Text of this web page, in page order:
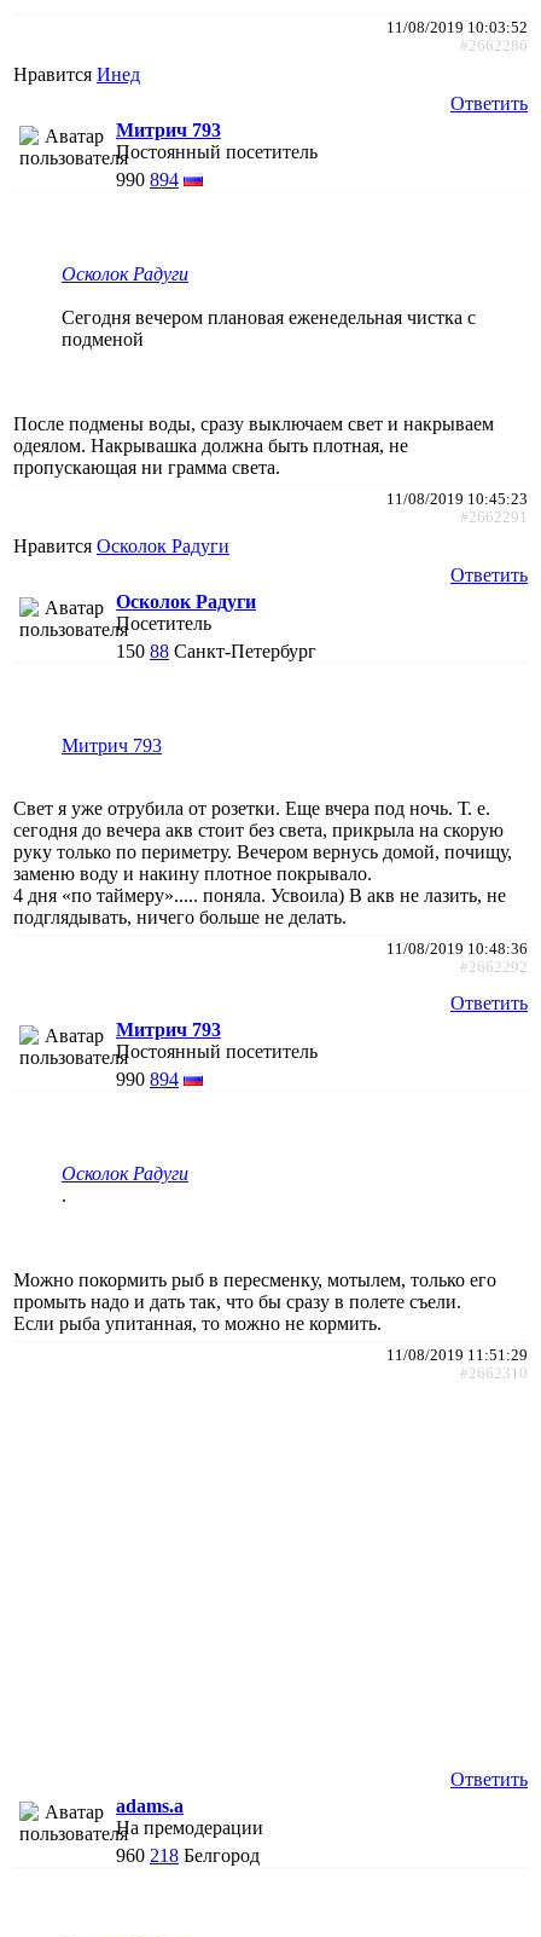
11/08/2019 10:03:52
#2662286
Нравится Инед
Ответить
Митрич 793
Постоянный посетитель
990 894
Осколок Радуги
Сегодня вечером плановая еженедельная чистка с
подменой
После подмены воды, сразу выключаем свет и накрываем
одеялом. Накрывашка должна быть плотная, не
пропускающая ни грамма света.
11/08/2019 10:45:23
#2662291
Нравится Осколок Радуги
Ответить
Осколок Радуги
Посетитель
150 88 Санкт-Петербург
Митрич 793
Свет я уже отрубила от розетки. Еще вчера под ночь. Т. е.
сегодня до вечера акв стоит без света, прикрыла на скорую
руку только по периметру. Вечером вернусь домой, почищу,
заменю воду и накину плотное покрывало.
4 дня «по таймеру»..... поняла. Усвоила) В акв не лазить, не
подглядывать, ничего больше не делать.
11/08/2019 10:48:36
#2662292
Ответить
Митрич 793
Постоянный посетитель
990 894
Осколок Радуги
.
Можно покормить рыб в пересменку, мотылем, только его
промыть надо и дать так, что бы сразу в полете съели.
Если рыба упитанная, то можно не кормить.
11/08/2019 11:51:29
#2662310
Ответить
adams.a
На премодерации
960 218 Белгород